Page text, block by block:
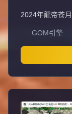
2024年龍帝苍
点），1元
合成所有装备
区后攻城晚上
外挂，六年老
GOM引擎